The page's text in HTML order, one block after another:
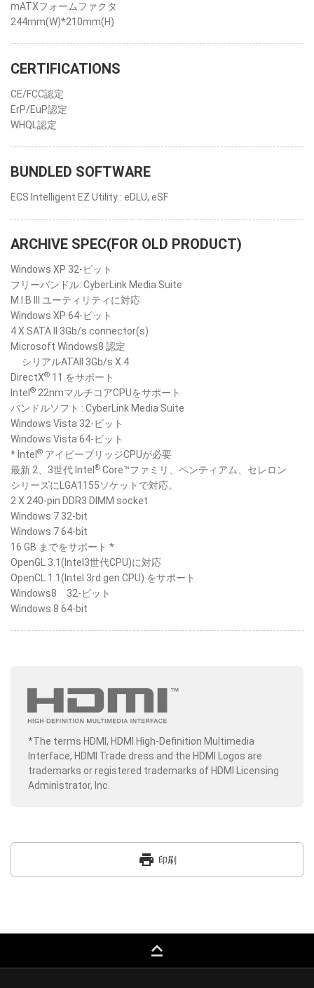
mATXフォームファクタ
244mm(W)*210mm(H)
CERTIFICATIONS
CE/FCC認定
ErP/EuP認定
WHQL認定
BUNDLED SOFTWARE
ECS Intelligent EZ Utility : eDLU, eSF
ARCHIVE SPEC(FOR OLD PRODUCT)
Windows XP 32-ビット
フリーバンドル: CyberLink Media Suite
M.I.B III ユーティリティに対応
Windows XP 64-ビット
4 X SATA II 3Gb/s connector(s)
Microsoft Windows8 認定
シリアルATAII 3Gb/s X 4
DirectX® 11 をサポート
Intel ® 22nmマルチコアCPUをサポート
バンドルソフト : CyberLink Media Suite
Windows Vista 32-ビット
Windows Vista 64-ビット
* Intel ® アイビーブリッジCPUが必要
最新 2、3世代 Intel ® Core™ファミリ、ペンティアム、セレロン
シリーズにLGA1155ソケットで対応。
2 X 240-pin DDR3 DIMM socket
Windows 7 32-bit
Windows 7 64-bit
16 GB までをサポート *
OpenGL 3.1(Intel3世代CPU)に対応
OpenCL 1.1(Intel 3rd gen CPU) をサポート
Windows8 32-ビット
Windows 8 64-bit
*The terms HDMI, HDMI High-Definition Multimedia
Interface, HDMI Trade dress and the HDMI Logos are
trademarks or registered trademarks of HDMI Licensing
Administrator, Inc.
print 印刷
keyboard_capslock